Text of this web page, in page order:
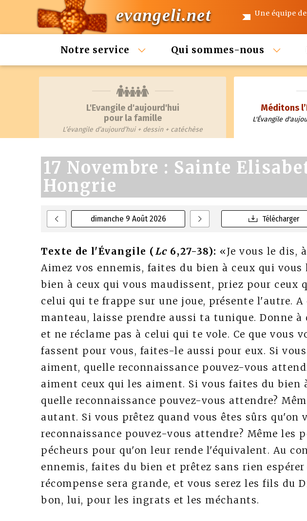
evangeli.net Une équipe
Notre service Qui sommes-nous
L'Evangile d'aujourd'hui
pour la famille
L’évangile d’aujourd’hui + dessin + catéchèse
Méditons
L'Évangile
dimanche 9 Août 2026
17 Novembre : Sainte
Hongrie
Télécharger
Texte de l'Évangile (Lc6,27-38): «Je vous le dis,
Aimez vos ennemis, faites du bien à ceux qui
bien à ceux qui vous maudissent, priez pour ceux
celui qui te frappe sur une joue, présente l'autre.
manteau, laisse prendre aussi ta tunique. Donne à
et ne réclame pas à celui qui te vole. Ce que vous
fassent pour vous, faites-le aussi pour eux. Si
aiment, quelle reconnaissance pouvez-vous
aiment ceux qui les aiment. Si vous faites du bien
quelle reconnaissance pouvez-vous attendre?
autant. Si vous prêtez quand vous êtes sûrs qu'on
reconnaissance pouvez-vous attendre? Même les
pécheurs pour qu'on leur rende l'équivalent. Au
ennemis, faites du bien et prêtez sans rien
récompense sera grande, et vous serez les fils du
bon, lui, pour les ingrats et les méchants.